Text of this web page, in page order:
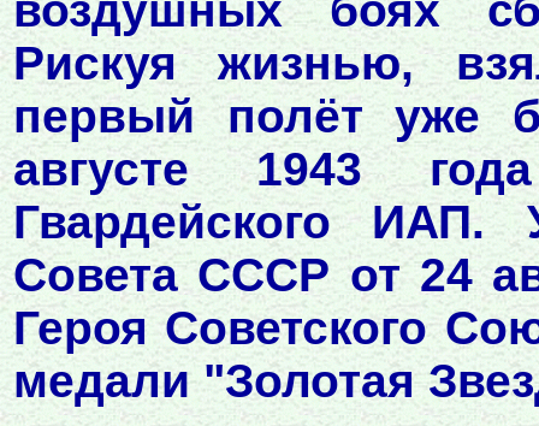
Рискуя жизнью,
первый полёт уже
августе 1943
Гвардейского ИАП.
Совета СССР от 24
Героя Советского
медали "Золотая